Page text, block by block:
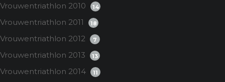
Vrouwentriathlon 2010 14
Vrouwentriathlon 2011 18
Vrouwentriathlon 2012 7
Vrouwentriathlon 2013 13
Vrouwentriathlon 2014 11